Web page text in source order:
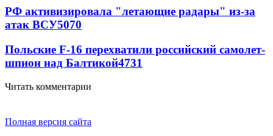
РФ активизировала "летающие радары" из-за
атак ВСУ5070
Польские F-16 перехватили российский самолет-
шпион над Балтикой4731
Читать комментарии
Полная версия сайта